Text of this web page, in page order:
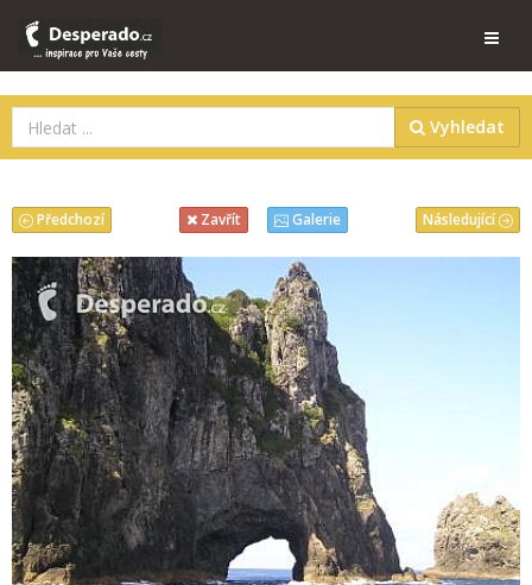
Vyhledat
Následující
Předchozí Zavřít Galerie